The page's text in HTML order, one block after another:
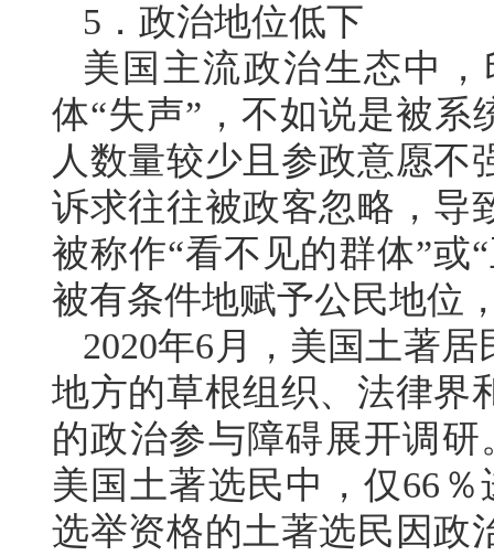
5．政治地位低下
美国主流政治生态中
体“失声”，不如说是被系
人数量较少且参政意愿不
诉求往往被政客忽略，导
被称作“看不见的群体”或
被有条件地赋予公民地位
2020年6月，美国土著
地方的草根组织、法律界
的政治参与障碍展开调
美国土著选民中，仅66
选举资格的土著选民因政